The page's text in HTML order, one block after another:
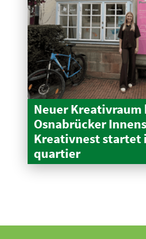
Neuer Kreativraum
Osnabrücker
Kreativnest startet
quartier